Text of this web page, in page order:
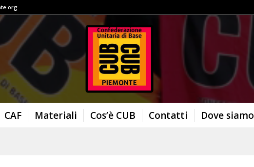
CAF Materiali Cos’è CUB Contatti Dove siamo